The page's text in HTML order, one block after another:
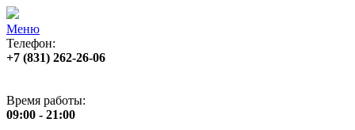
Меню
Телефон:
+7 (831) 262-26-06
Время работы:
09:00 - 21:00